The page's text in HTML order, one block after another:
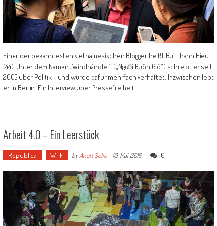
Einer der bekanntesten vietnamesischen Blogger heißt Bui Thanh Hieu
(44). Unter dem Namen „Windhändler“ („Người Buôn Gió“) schreibt er seit
2005 über Politik - und wurde dafür mehrfach verhaftet. Inzwischen lebt
er in Berlin. Ein Interview über Pressefreiheit.
Arbeit 4.0 – Ein Leerstück
Republica WTF byAnett Selle- 10. Mai 2016 0